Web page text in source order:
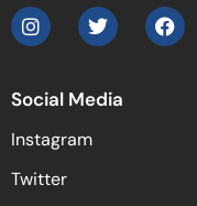
Social Media
Instagram
Twitter